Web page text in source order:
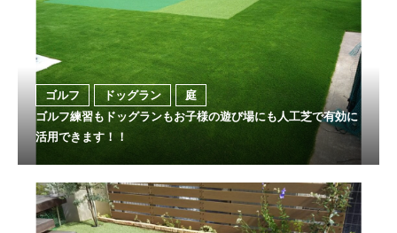
ゴルフ ドッグラン
庭
ゴルフ練習もドッグランもお子様の遊び場にも人工芝で有効に
活用できます！！